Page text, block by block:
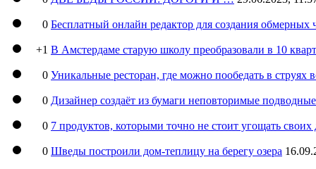
0 Бесплатный онлайн редактор для создания обмерных
+1 В Амстердаме старую школу преобразовали в 10
0 Уникальные ресторан, где можно пообедать в струях
0 Дизайнер создаёт из бумаги неповторимые
0 7 продуктов, которыми точно не стоит угощать
0 Шведы построили дом-теплицу на берегу озера